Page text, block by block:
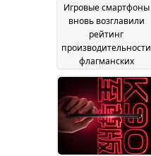
Игровые смартфоны
вновь возглавили
рейтинг
производительности
флагманских
AnTuTu03 July 2026